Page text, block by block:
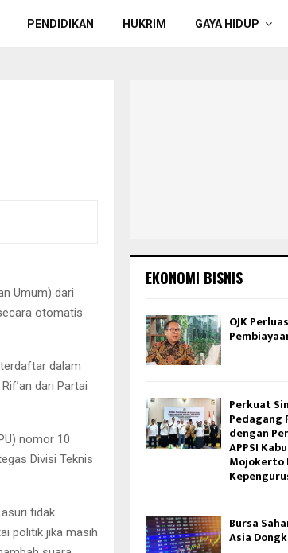
PENDIDIKAN HUKRIM GAYA HIDUP
Umum) dari
otomatis
dalam
dari Partai
nomor 10
Divisi Teknis
tidak
politik jika masih
EKONOMI BISNIS
OJK
Perkuat
Pedagang
dengan
APPSI
Mojokerto
Bursa
Asia